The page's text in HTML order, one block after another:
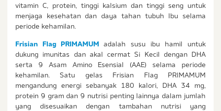
vitamin C, protein, tinggi kalsium dan tinggi seng untuk
menjaga kesehatan dan daya tahan tubuh Ibu selama
periode kehamilan.
Frisian Flag PRIMAMUM adalah susu ibu hamil untuk
dukung imunitas dan akal cermat Si Kecil dengan DHA
serta 9 Asam Amino Esensial (AAE) selama periode
kehamilan. Satu gelas Frisian Flag PRIMAMUM
mengandung energi sebanyak 180 kalori, DHA 34 mg,
protein 9 gram dan 9 nutrisi penting lainnya dalam jumlah
yang disesuaikan dengan tambahan nutrisi yang